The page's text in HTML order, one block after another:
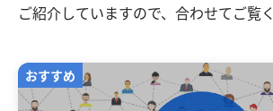
ご紹介していますので、合わせてご覧